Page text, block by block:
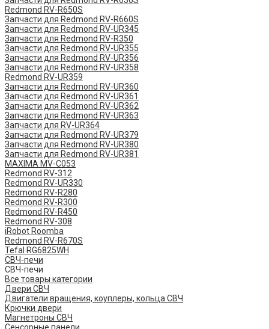
Redmond RV-R650S
Запчасти для Redmond RV-R660S
Запчасти для Redmond RV-UR345
Запчасти для Redmond RV-R350
Запчасти для Redmond RV-UR355
Запчасти для Redmond RV-UR356
Запчасти для Redmond RV-UR358
Redmond RV-UR359
Запчасти для Redmond RV-UR360
Запчасти для Redmond RV-UR361
Запчасти для Redmond RV-UR362
Запчасти для Redmond RV-UR363
Запчасти для RV-UR364
Запчасти для Redmond RV-UR379
Запчасти для Redmond RV-UR380
Запчасти для Redmond RV-UR381
MAXIMA MV-C053
Redmond RV-312
Redmond RV-UR330
Redmond RV-R280
Redmond RV-R300
Redmond RV-R450
Redmond RV-308
iRobot Roomba
Redmond RV-R670S
Tefal RG6825WH
СВЧ-печи
СВЧ-печи
Все товары категории
Двери СВЧ
Двигатели вращения, коуплеры, кольца СВЧ
Крючки двери
Магнетроны СВЧ